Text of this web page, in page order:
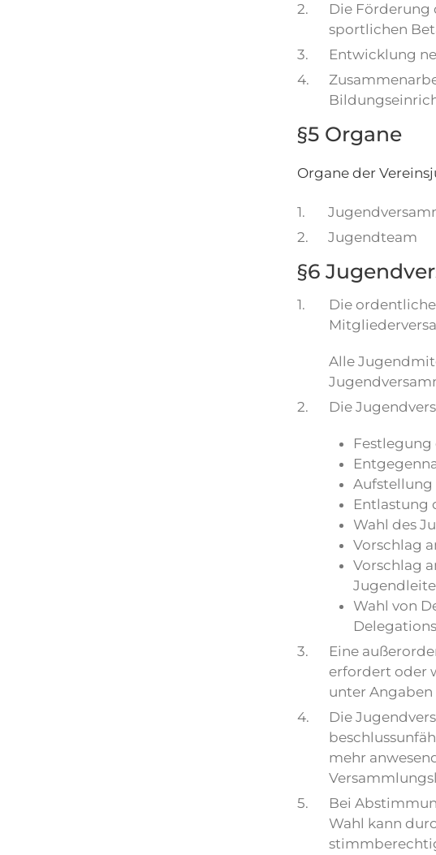
2.
Die Förderung
sportlichen
3.
Entwicklung
4.
§5 Organe
Organe der
1.
2.
Jugendteam
§6
1.
Die
Alle
2.
Die
Aufstellung
Entlastung
Wahl des
Vorschlag
Vorschlag
Wahl von
3.
Eine
erfordert oder
unter
4.
Die
mehr
5.
Bei
Wahl kann